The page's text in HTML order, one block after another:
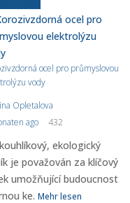
ocel pro průmyslovou
vody
Opletalova
ago
432
ekologický
je považován za klíčový
umožňující budoucnost
ke. Mehr lesen